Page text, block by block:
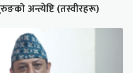
अन्त्येष्टि (तस्वीरहरू)